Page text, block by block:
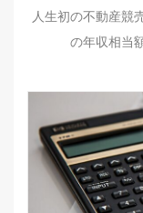
人生初の不動産
の年収相当